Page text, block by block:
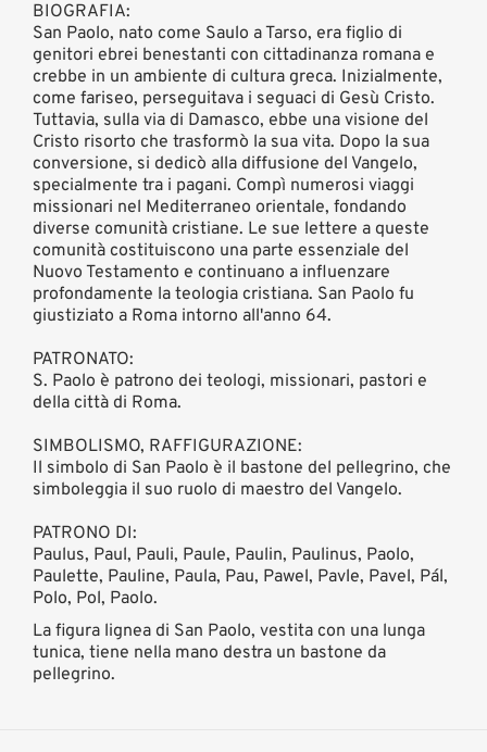
BIOGRAFIA:
San Paolo, nato come Saulo a Tarso, era figlio di
genitori ebrei benestanti con cittadinanza romana e
crebbe in un ambiente di cultura greca. Inizialmente,
come fariseo, perseguitava i seguaci di Gesù Cristo.
Tuttavia, sulla via di Damasco, ebbe una visione del
Cristo risorto che trasformò la sua vita. Dopo la sua
conversione, si dedicò alla diffusione del Vangelo,
specialmente tra i pagani. Compì numerosi viaggi
missionari nel Mediterraneo orientale, fondando
diverse comunità cristiane. Le sue lettere a queste
comunità costituiscono una parte essenziale del
Nuovo Testamento e continuano a influenzare
profondamente la teologia cristiana. San Paolo fu
giustiziato a Roma intorno all'anno 64.
PATRONATO:
S. Paolo è patrono dei teologi, missionari, pastori e
della città di Roma.
SIMBOLISMO, RAFFIGURAZIONE:
Il simbolo di San Paolo è il bastone del pellegrino, che
simboleggia il suo ruolo di maestro del Vangelo.
PATRONO DI:
Paulus, Paul, Pauli, Paule, Paulin, Paulinus, Paolo,
Paulette, Pauline, Paula, Pau, Pawel, Pavle, Pavel, Pál,
Polo, Pol, Paolo.
La figura lignea di San Paolo, vestita con una lunga
tunica, tiene nella mano destra un bastone da
pellegrino.